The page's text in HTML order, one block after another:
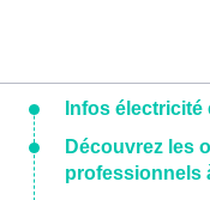
Infos
Découvrez les
professionnels